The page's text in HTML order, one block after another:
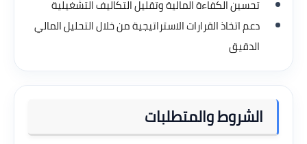
تحسين الكفاءة المالية وتقليل التكاليف التشغيلية
دعم اتخاذ القرارات الاستراتيجية من خلال التحليل المالي
الدقيق
الشروط والمتطلبات